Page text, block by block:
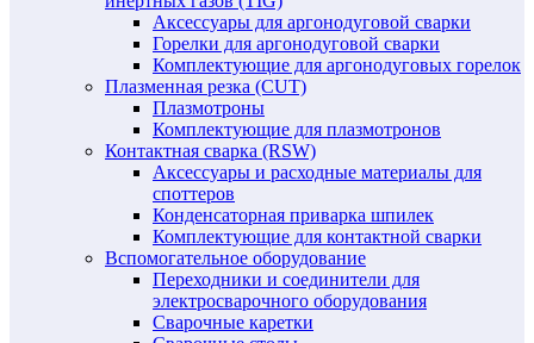
Аксессуары для аргонодуговой сварки
Горелки для аргонодуговой сварки
Комплектующие для аргонодуговых горелок
Плазменная резка (CUT)
Плазмотроны
Комплектующие для плазмотронов
Контактная сварка (RSW)
Аксессуары и расходные материалы для
споттеров
Конденсаторная приварка шпилек
Комплектующие для контактной сварки
Вспомогательное оборудование
Переходники и соединители для
электросварочного оборудования
Сварочные каретки